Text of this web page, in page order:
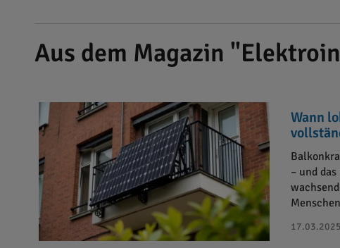
Aus dem Magazin
Wann
– und